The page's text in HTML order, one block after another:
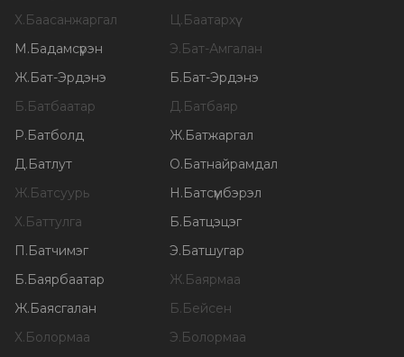
Х.Баасанжаргал Ц.Баатархүү
М.Бадамсүрэн Э.Бат-Амгалан
Ж.Бат-Эрдэнэ Б.Бат-Эрдэнэ
Б.Батбаатар Д.Батбаяр
Р.Батболд Ж.Батжаргал
Д.Батлут О.Батнайрамдал
Ж.Батсуурь Н.Батсүмбэрэл
Х.Баттулга Б.Батцэцэг
П.Батчимэг Э.Батшугар
Б.Баярбаатар Ж.Баярмаа
Ж.Баясгалан Б.Бейсен
Х.Болормаа Э.Болормаа